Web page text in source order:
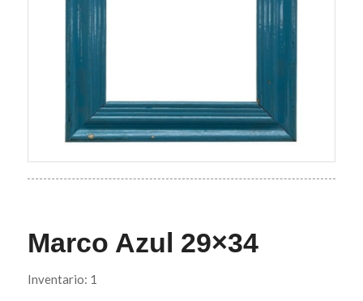
Marco Azul 29×34
Inventario: 1